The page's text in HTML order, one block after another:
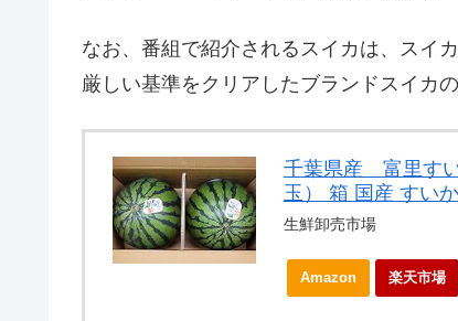
なお、番組で紹介されるスイカは、スイ
厳しい基準をクリアしたブランドスイカの
千葉県産 富里す
玉） 箱 国産 すいか
生鮮卸売市場
Amazon 楽天市場